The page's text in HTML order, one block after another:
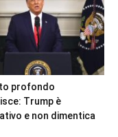
profondo
Trump è
e non dimentica